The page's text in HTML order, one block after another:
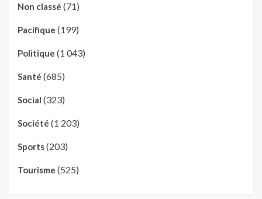
Non classé (71)
Pacifique (199)
Politique (1 043)
Santé (685)
Social (323)
Société (1 203)
Sports(203)
Tourisme (525)